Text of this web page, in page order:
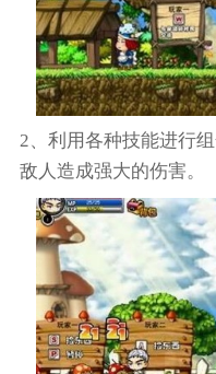
2、利用各种技能进行
敌人造成强大的伤害。